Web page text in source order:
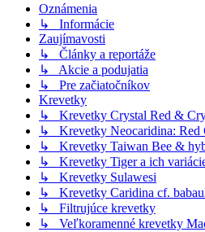
Oznámenia
↳ Informácie
Zaujímavosti
↳ Články a reportáže
↳ Akcie a podujatia
↳ Pre začiatočníkov
Krevetky
↳ Krevetky Crystal Red &
↳ Krevetky Neocaridina: Red
↳ Krevetky Taiwan Bee &
↳ Krevetky Tiger a ich
↳ Krevetky Sulawesi
↳ Krevetky Caridina cf.
↳ Filtrujúce krevetky
↳ Veľkoramenné krevetky